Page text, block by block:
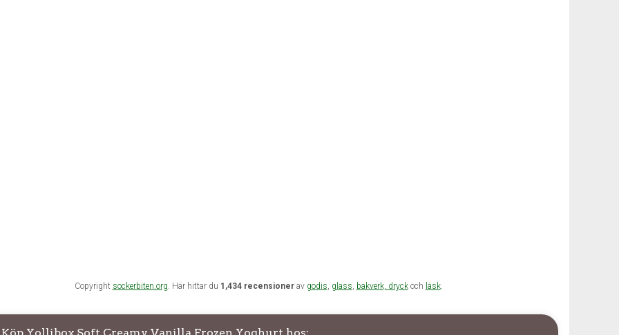
Copyright sockerbiten.org. Här hittar du 1,434 recensionerav godis, glass, bakverk, dryckoch läsk.